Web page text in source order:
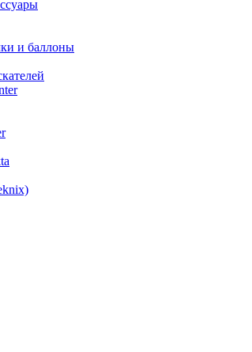
и баллоны